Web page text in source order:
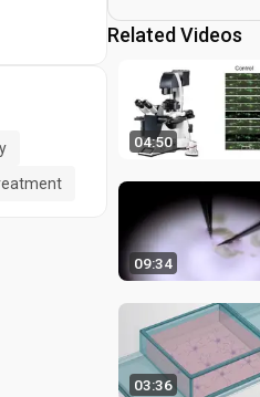
5:53 Conclusion
Related Videos
04:50
09:34
03:36